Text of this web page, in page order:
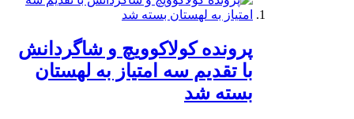
پرونده کولاکوویچ و شاگردانش
با تقدیم سه امتیاز به لهستان
بسته شد